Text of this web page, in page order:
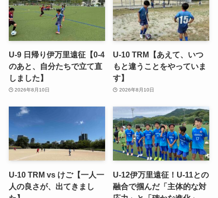
U-9 日帰り伊万里遠征【0-4
のあと、自分たちで立て直
しました】
2026年8月10日
U-10 TRM【あえて、いつ
もと違うことをやっていま
す】
2026年8月10日
U-10 TRM vs けご【一人一
人の良さが、出てきまし
U-12伊万里遠征！U-11との
融合で掴んだ「主体的な対